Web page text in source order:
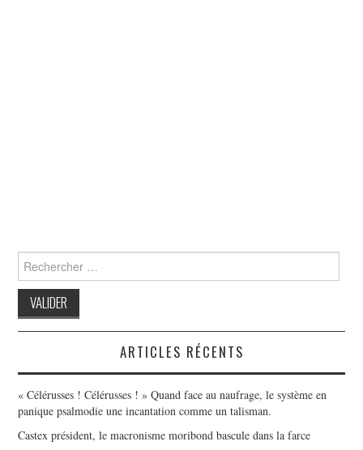
Search
for:
ARTICLES RÉCENTS
« Célérusses ! Célérusses ! » Quand face au naufrage, le système en
panique psalmodie une incantation comme un talisman.
Castex président, le macronisme moribond bascule dans la farce